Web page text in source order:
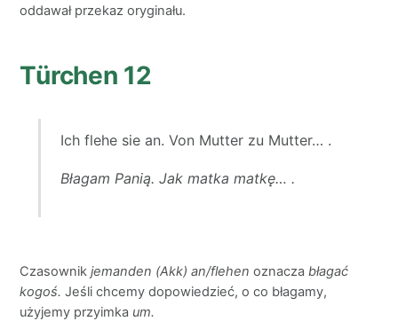
oddawał przekaz oryginału.
Türchen 12
Ich flehe sie an. Von Mutter zu Mutter… .
Błagam Panią. Jak matka matkę… .
Czasownikjemanden (Akk) an/flehenoznaczabłagać
kogoś.Jeśli chcemy dopowiedzieć, o co błagamy,
użyjemy przyimka um.